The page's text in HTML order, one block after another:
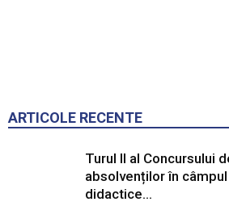
ARTICOLE RECENTE
Turul II al Concursului
absolvenților în
didactice...